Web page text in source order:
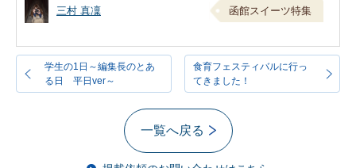
三村 真凜 函館スイーツ特集
学生の1日～編集長のとあ
る日 平日ver～
食育フェスティバルに行っ
てきました！
一覧へ戻る